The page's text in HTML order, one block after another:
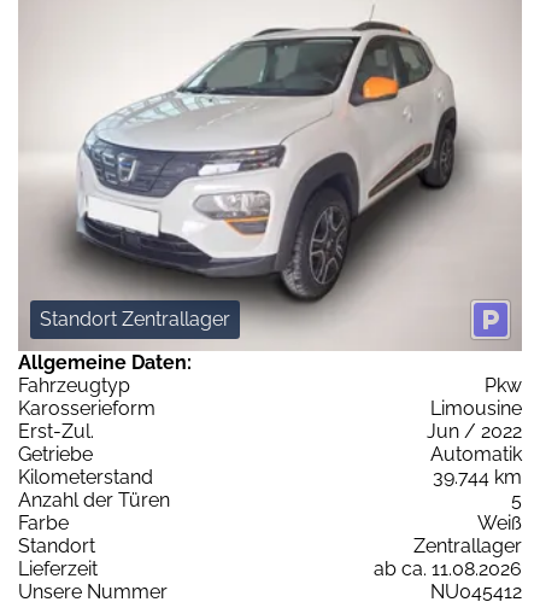
Standort Zentrallager
Allgemeine Daten:
Fahrzeugtyp
Pkw
Karosserieform
Limousine
Erst-Zul.
Jun / 2022
Getriebe
Automatik
Kilometerstand
39.744 km
Anzahl der Türen
5
Farbe
Weiß
Standort
Zentrallager
Lieferzeit
ab ca. 11.08.2026
Unsere Nummer
NU045412